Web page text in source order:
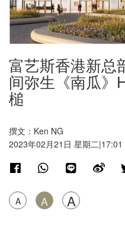
富艺斯香港新
间弥生《南瓜》
槌
撰文：Ken NG
2023年02月21日 星期二|17:01
A A A